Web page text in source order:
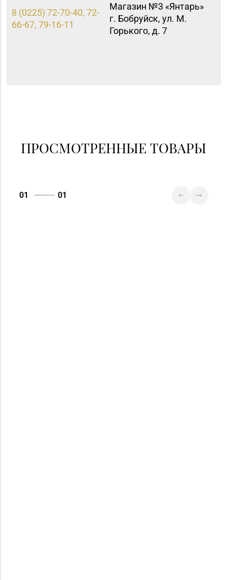
8 (0225) 72-70-40, 72-
66-67, 79-16-11
Магазин №3 «Янтарь»
г. Бобруйск, ул. М.
Горького, д. 7
ПРОСМОТРЕННЫЕ ТОВАРЫ
01 01